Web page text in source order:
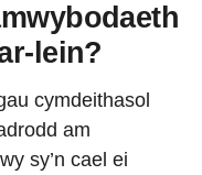
lein?
cymdeithasol
am
sy’n cael ei